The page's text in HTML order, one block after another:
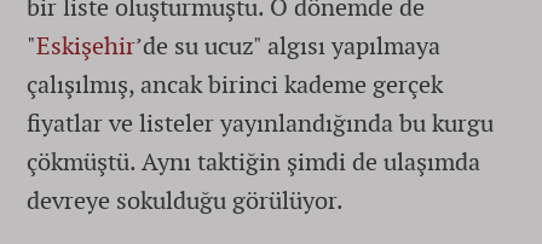
bir liste oluşturmuştu. O dönemde de
"Eskişehir’de su ucuz" algısı yapılmaya
çalışılmış, ancak birinci kademe gerçek
fiyatlar ve listeler yayınlandığında bu kurgu
çökmüştü. Aynı taktiğin şimdi de ulaşımda
devreye sokulduğu görülüyor.